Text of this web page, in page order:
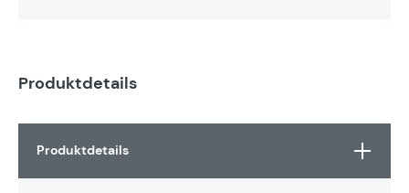
Produktdetails
Produktdetails